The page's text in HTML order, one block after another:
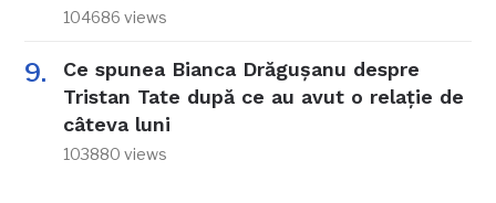
104686 views
Ce spunea Bianca Drăgușanu despre
Tristan Tate după ce au avut o relație de
câteva luni
103880 views